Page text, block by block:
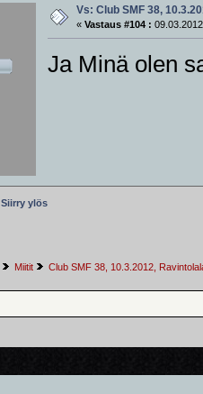
Vs: Club SMF 38,
« Vastaus #104 :
Ja Minä olen
Siirry ylös
Miitit Club SMF 38, 10.3.2012,